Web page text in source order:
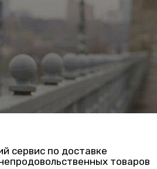
сервис по доставке
товаров